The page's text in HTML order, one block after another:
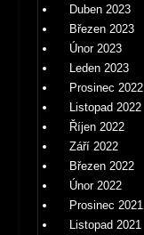
Duben 2023
Březen 2023
Únor 2023
Leden 2023
Prosinec 2022
Listopad 2022
Říjen 2022
Září 2022
Březen 2022
Únor 2022
Prosinec 2021
Listopad 2021